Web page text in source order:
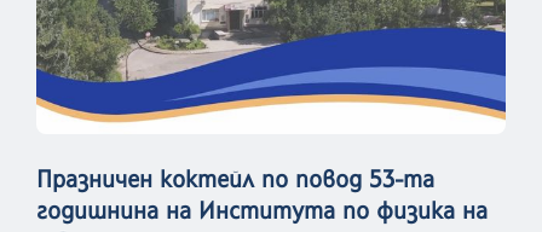
Празничен коктейл по повод 53-та
годишнина на Института по физика на